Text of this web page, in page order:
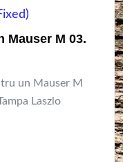
Mauser M 03.
un Mauser M
Tampa Laszlo